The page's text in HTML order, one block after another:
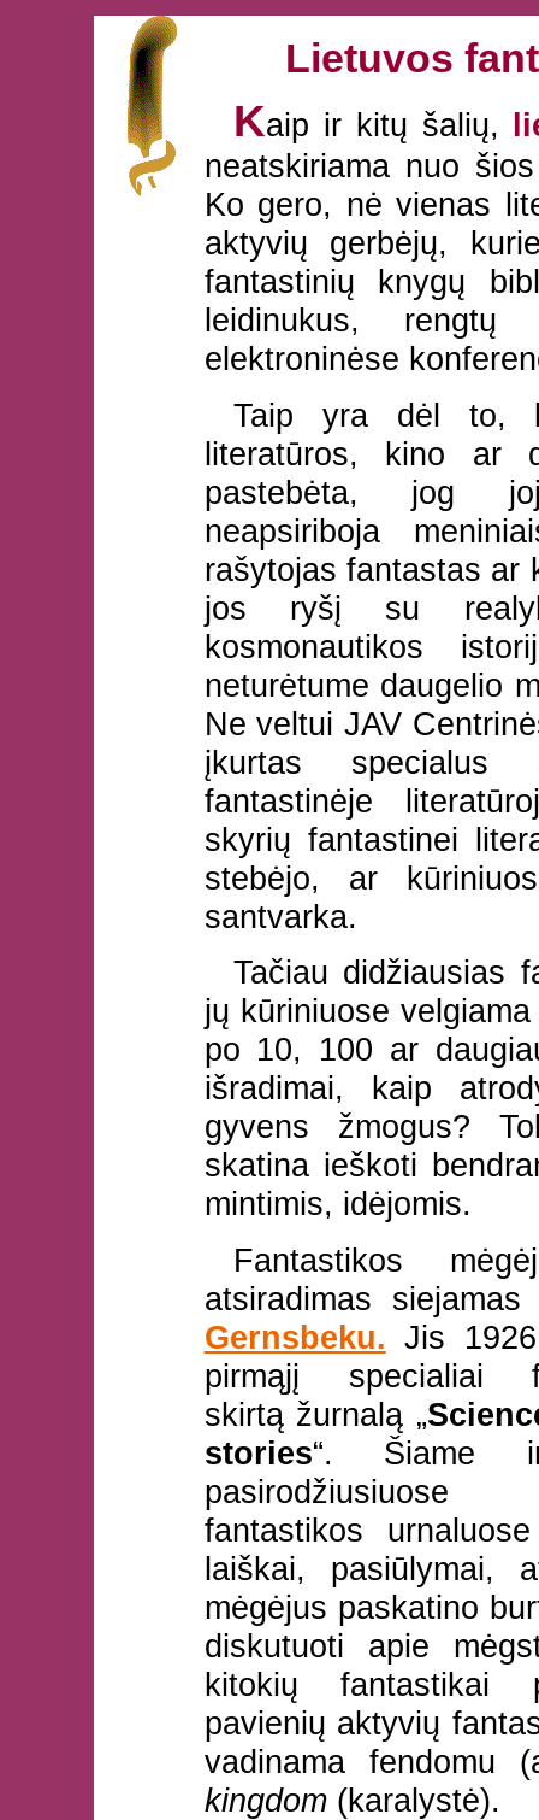
Lietuvos
Kaip ir kitų šalių,
neatskiriama nuo
Ko gero, nė vienas
aktyvių gerbėjų,
fantastinių knygų
leidinukus, rengtų
elektroninėse
Taip yra dėl to,
literatūros, kino ar
pastebėta, jog
neapsiriboja
rašytojas fantastas ar
jos ryšį su
kosmonautikos
neturėtume daugelio
Ne veltui JAV
įkurtas specialus
fantastinėje
skyrių fantastinei
stebėjo, ar
santvarka.
Tačiau didžiausias
jų kūriniuose
po 10, 100 ar
išradimai, kaip
gyvens žmogus?
skatina ieškoti
mintimis, idėjomis.
Fantastikos
atsiradimas
Gernsbeku. Jis
pirmąjį specialiai
skirtą žurnalą „
stories“. Šiame
fantastikos
laiškai, pasiūlymai,
mėgėjus paskatino
diskutuoti apie
kitokių fantastikai
pavienių aktyvių
vadinama fendomu
kingdom(karalystė).